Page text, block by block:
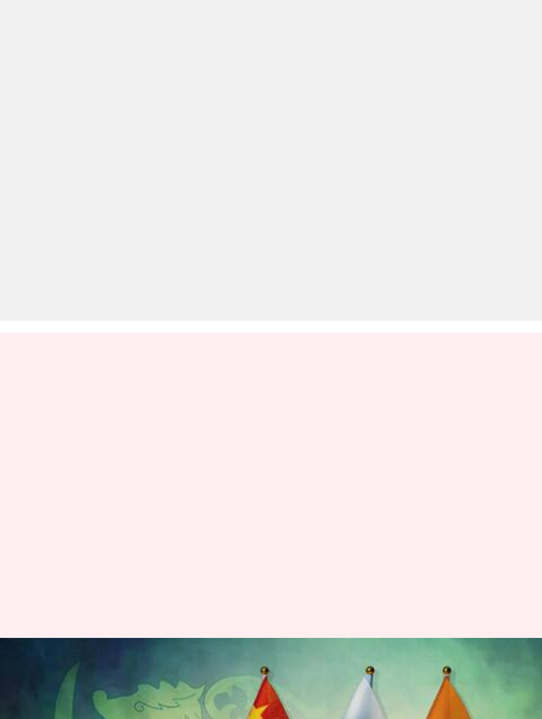
భారత్,చైనా,రష్యాలకు శ్రీలంక ఉచిత
వీసా ; జాబితాలో US లేదు